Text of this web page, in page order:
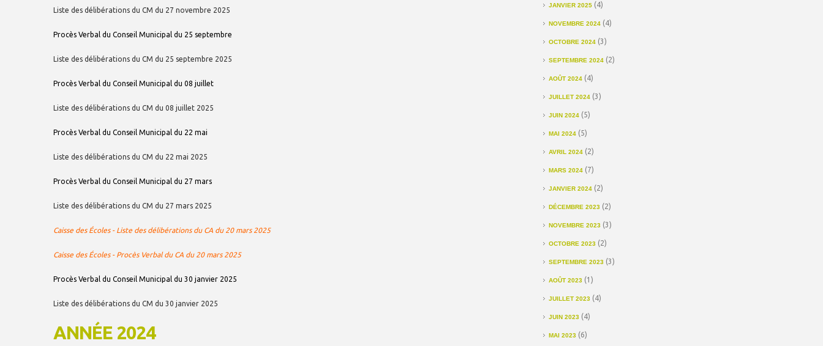
Liste des délibérations du CM du 27 novembre 2025
Procès Verbal du Conseil Municipal du 25 septembre
Liste des délibérations du CM du 25 septembre 2025
Procès Verbal du Conseil Municipal du 08 juillet
Liste des délibérations du CM du 08 juillet 2025
Procès Verbal du Conseil Municipal du 22 mai
Liste des délibérations du CM du 22 mai 2025
Procès Verbal du Conseil Municipal du 27 mars
Liste des délibérations du CM du 27 mars 2025
Caisse des Écoles - Liste des délibérations du CA du 20 mars 2025
Caisse des Écoles - Procès Verbal du CA du 20 mars 2025
Procès Verbal du Conseil Municipal du 30 janvier 2025
Liste des délibérations du CM du 30 janvier 2025
ANNÉE 2024
JANVIER 2025 (4)
NOVEMBRE 2024 (4)
OCTOBRE 2024 (3)
SEPTEMBRE 2024 (2)
AOÛT 2024 (4)
JUILLET 2024 (3)
JUIN 2024 (5)
MAI 2024 (5)
AVRIL 2024 (2)
MARS 2024 (7)
JANVIER 2024 (2)
DÉCEMBRE 2023 (2)
NOVEMBRE 2023 (3)
OCTOBRE 2023 (2)
SEPTEMBRE 2023 (3)
AOÛT 2023 (1)
JUILLET 2023 (4)
JUIN 2023 (4)
MAI 2023 (6)